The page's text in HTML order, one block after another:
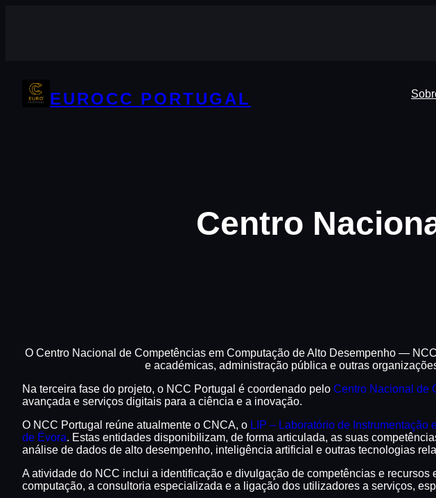
EUROCC PORTUGAL
Centro
O Centro Nacional de Competências em Computação de Alto Desempenho —
e académicas, administração pública e outras
Na terceira fase do projeto, o NCC Portugal é coordenado pelo Centro Nacional de
avançada e serviços digitais para a ciência e a inovação.
O NCC Portugal reúne atualmente o CNCA, o LIP – Laboratório de
de Évora. Estas entidades disponibilizam, de forma articulada, as suas
análise de dados de alto desempenho, inteligência artificial e outras tecnologias
A atividade do NCC inclui a identificação e divulgação de competências e
computação, a consultoria especializada e a ligação dos utilizadores a serviços,